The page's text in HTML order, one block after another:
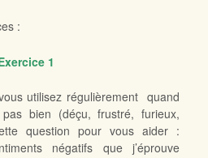
:
1
utilisez régulièrement quand
bien (déçu, frustré, furieux,
question pour vous aider :
négatifs que j’éprouve